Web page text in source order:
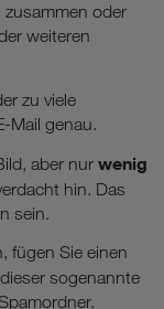
zusammen oder
weiteren
zu viele
Mail genau.
aber nur wenig
hin. Das
sein.
fügen Sie einen
sogenannte